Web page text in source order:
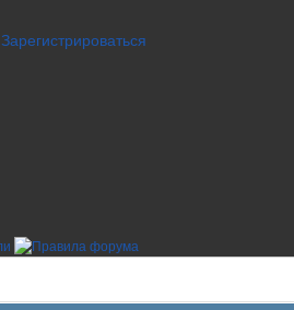
Зарегистрироваться